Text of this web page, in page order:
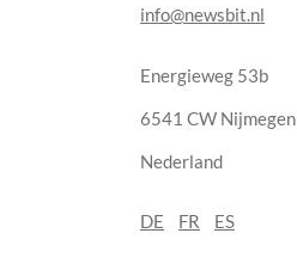
info@newsbit.nl
Energieweg 53b
6541 CW Nijmegen
Nederland
DE FR ES